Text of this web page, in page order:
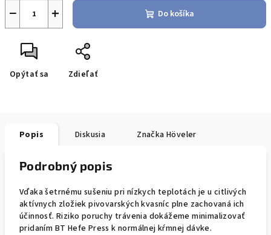
+
− Do košíka
Opýtať sa Zdieľať
Popis Diskusia Značka Höveler
Podrobný popis
Vďaka šetrnému sušeniu pri nízkych teplotách je u citlivých
aktívnych zložiek pivovarských kvasníc plne zachovaná ich
účinnosť. Riziko poruchy trávenia dokážeme minimalizovať
pridaním BT Hefe Press k normálnej kŕmnej dávke.